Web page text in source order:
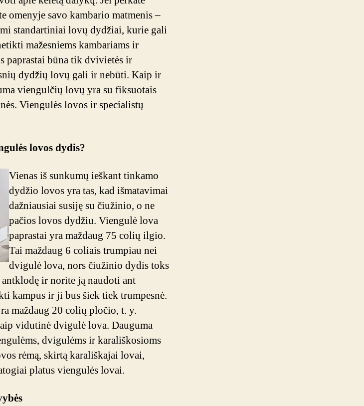
omenyje savo kambario matmenis –
standartiniai lovų dydžiai, kurie gali
mažesniems kambariams ir
paprastai būna tik dvivietės ir
dydžių lovų gali ir nebūti. Kaip ir
viengulčių lovų yra su fiksuotais
Viengulės lovos ir specialistų
lovos dydis?
Vienas iš sunkumų ieškant tinkamo
dydžio lovos yra tas, kad išmatavimai
dažniausiai susiję su čiužinio, o ne
pačios lovos dydžiu. Viengulė lova
paprastai yra maždaug 75 colių ilgio.
Tai maždaug 6 coliais trumpiau nei
dvigulė lova, nors čiužinio dydis toks
ir norite ją naudoti ant
kampus ir ji bus šiek tiek trumpesnė.
maždaug 20 colių pločio, t. y.
vidutinė dvigulė lova. Dauguma
dvigulėms ir karališkosioms
rėmą, skirtą karališkajai lovai,
platus viengulės lovai.